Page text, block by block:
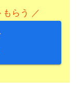
もらう ／